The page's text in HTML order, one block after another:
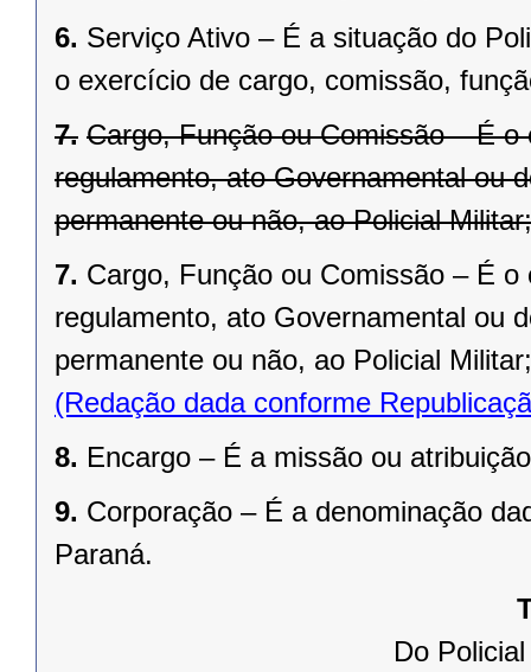
6. Serviço Ativo – É a situação do
o exercício de cargo, comissão,
7. Cargo, Função ou Comissão – É
regulamento, ato Governamental ou
permanente ou não, ao Policial Militar;
7. Cargo, Função ou Comissão – É
regulamento, ato Governamental ou
permanente ou não, ao Policial Militar;
(Redação dada conforme
8. Encargo – É a missão ou
9. Corporação – É a denominação
Paraná.
Do